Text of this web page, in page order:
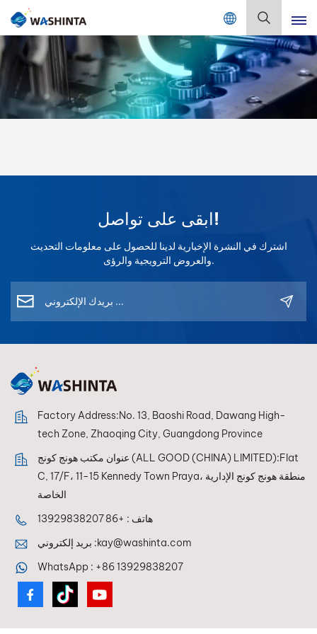
Mix Color Online
English
Français
Español
Português
日本語
بالعربية
中文
ابقى على تواصل!
اشترك في النشرة الإخبارية لدينا للحصول على معلومات التحديث
والعروض الترويجية والرؤى.
Factory Address:No. 13, Baoshi Road, Dawang High-
tech Zone, Zhaoqing City, Guangdong Province
عنوان مكتب هونج كونج (ALL GOOD (CHINA) LIMITED):Flat
C, 17/F، 11-15 Kennedy Town Praya، منطقة هونج كونج الإدارية
الخاصة
هاتف : +86 13929838207
بريد إلكتروني :kay@washinta.com
WhatsApp : +86 13929838207